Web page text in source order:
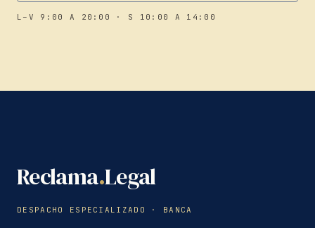
L–V 9:00 A 20:00 · S 10:00 A 14:00
Reclama.Legal
DESPACHO ESPECIALIZADO · BANCA